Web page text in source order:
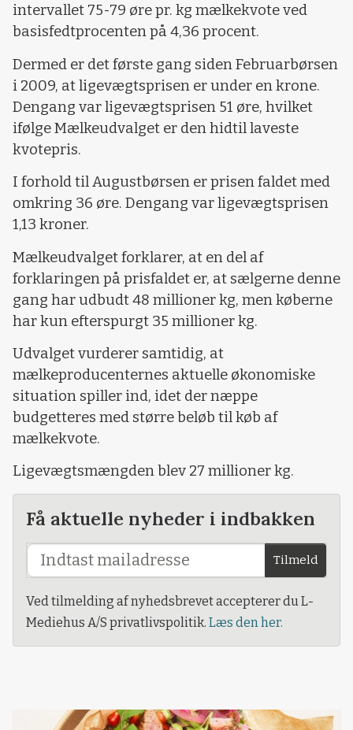
intervallet 75-79 øre pr. kg mælkekvote ved
basisfedtprocenten på 4,36 procent.
Dermed er det første gang siden Februarbørsen
i 2009, at ligevægtsprisen er under en krone.
Dengang var ligevægtsprisen 51 øre, hvilket
ifølge Mælkeudvalget er den hidtil laveste
kvotepris.
I forhold til Augustbørsen er prisen faldet med
omkring 36 øre. Dengang var ligevægtsprisen
1,13 kroner.
Mælkeudvalget forklarer, at en del af
forklaringen på prisfaldet er, at sælgerne denne
gang har udbudt 48 millioner kg, men køberne
har kun efterspurgt 35 millioner kg.
Udvalget vurderer samtidig, at
mælkeproducenternes aktuelle økonomiske
situation spiller ind, idet der næppe
budgetteres med større beløb til køb af
mælkekvote.
Ligevægtsmængden blev 27 millioner kg.
Få aktuelle nyheder i indbakken
Tilmeld
Ved tilmelding af nyhedsbrevet accepterer du L-
Mediehus A/S privatlivspolitik. Læs den her.